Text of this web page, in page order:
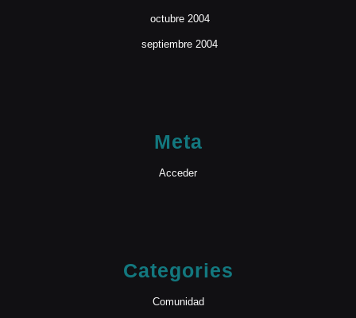
octubre 2004
septiembre 2004
Meta
Acceder
Categories
Comunidad